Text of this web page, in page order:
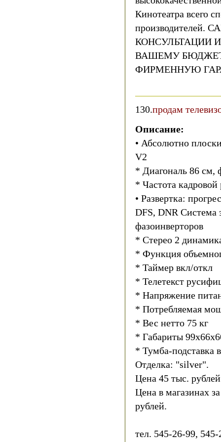
Кинотеатра всего
КОНСУЛЬТАЦИИ
ВАШЕМУ
ФИРМЕННУЮ
130.продам
Описание:
• Абсолютно
V2
* Диагональ 86 см,
* Частота кадровой
• Развертка:
DFS, DNR Система
фазоинверторов
* Стерео 2
* Функция
* Таймер вкл/откл
* Телетекст
* Напряжение
* Потребляемая
* Вес нетто 75 кг
* Габариты
* Тумба-подставка
Отделка: "silver".
Цена 45 тыс.
Цена в магазинах
рублей.
тел. 545-26-99,